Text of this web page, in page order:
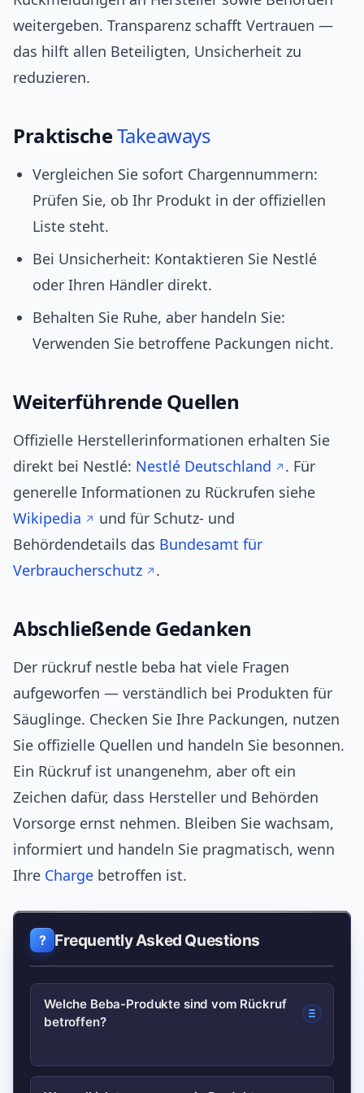
weitergeben. Transparenz schafft Vertrauen —
das hilft allen Beteiligten, Unsicherheit zu
reduzieren.
PraktischeTakeaways
Vergleichen Sie sofort Chargennummern:
Prüfen Sie, ob Ihr Produkt in der offiziellen
Liste steht.
Bei Unsicherheit: Kontaktieren Sie Nestlé
oder Ihren Händler direkt.
Behalten Sie Ruhe, aber handeln Sie:
Verwenden Sie betroffene Packungen nicht.
Weiterführende Quellen
Offizielle Herstellerinformationen erhalten Sie
direkt bei Nestlé: Nestlé Deutschland
. Für
generelle Informationen zu Rückrufen siehe
Wikipedia
und für Schutz- und
Behördendetails das Bundesamt für
Verbraucherschutz
.
Abschließende Gedanken
Der rückruf nestle beba hat viele Fragen
aufgeworfen — verständlich bei Produkten für
Säuglinge. Checken Sie Ihre Packungen, nutzen
Sie offizielle Quellen und handeln Sie besonnen.
Ein Rückruf ist unangenehm, aber oft ein
Zeichen dafür, dass Hersteller und Behörden
Vorsorge ernst nehmen. Bleiben Sie wachsam,
informiert und handeln Sie pragmatisch, wenn
Ihre Charge betroffen ist.
Frequently Asked Questions
Welche Beba-Produkte sind vom Rückruf
betroffen?